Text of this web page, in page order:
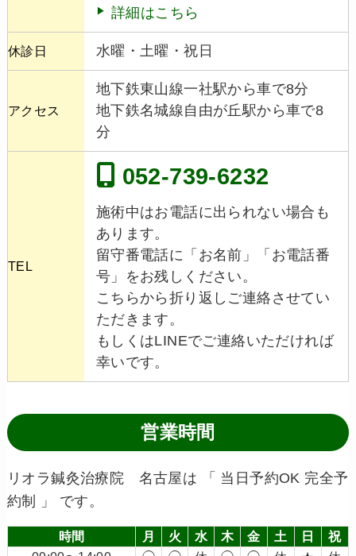
詳細はこちら
休診日 水曜・土曜・祝日
アクセス
地下鉄東山線一社駅から車で8分
地下鉄名城線自由が丘駅から車で8
分
TEL
052-739-6232
施術中はお電話に出られない場合も
あります。
留守番電話に「お名前」「お電話番
号」をお残しください。
こちらから折り返しご連絡させてい
ただきます。
もしくはLINEでご連絡いただければ
幸いです。
営業時間
リオラ鍼灸治療院 名古屋は 「 当日予約OK 完全予
約制 」 です。
時間 月 火 水 木 金 土 日
祝